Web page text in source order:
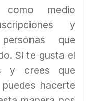
como medio
y
que
Si te gusta el
y crees que
hacerte